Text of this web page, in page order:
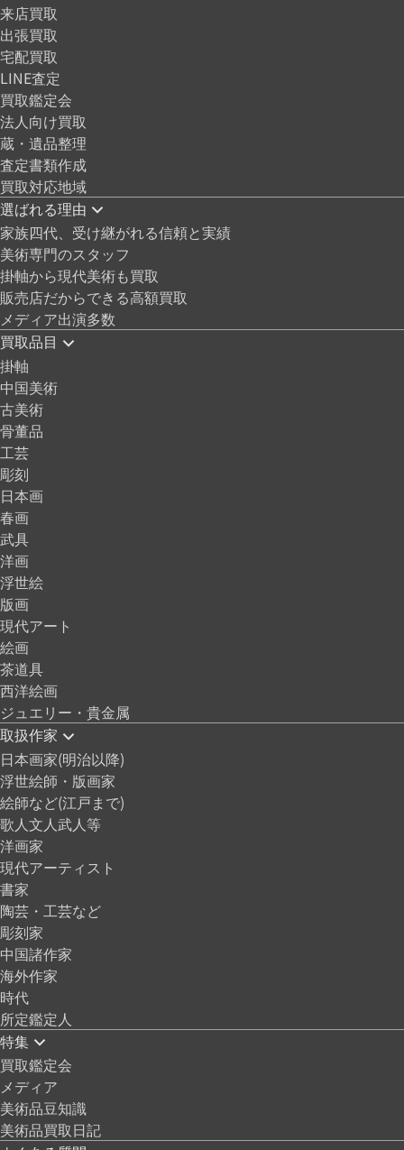
来店買取
出張買取
宅配買取
LINE査定
買取鑑定会
法人向け買取
蔵・遺品整理
査定書類作成
買取対応地域
選ばれる理由
家族四代、受け継がれる信頼と実績
美術専門のスタッフ
掛軸から現代美術も買取
販売店だからできる高額買取
メディア出演多数
買取品目
掛軸
中国美術
古美術
骨董品
工芸
彫刻
日本画
春画
武具
洋画
浮世絵
版画
現代アート
絵画
茶道具
西洋絵画
ジュエリー・貴金属
取扱作家
日本画家(明治以降)
浮世絵師・版画家
絵師など(江戸まで)
歌人文人武人等
洋画家
現代アーティスト
書家
陶芸・工芸など
彫刻家
中国諸作家
海外作家
時代
所定鑑定人
特集
買取鑑定会
メディア
美術品豆知識
美術品買取日記